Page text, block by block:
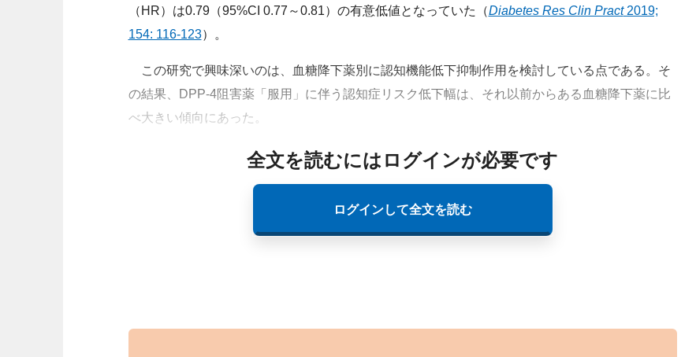
（HR）は0.79（95%CI 0.77～0.81）の有意低値となっていた（Diabetes Res Clin Pract2019;
154: 116-123）。
この研究で興味深いのは、血糖降下薬別に認知機能低下抑制作用を検討している点である。そ
の結果、DPP-4阻害薬「服用」に伴う認知症リスク低下幅は、それ以前からある血糖降下薬に比
べ大きい傾向にあった。
全文を読むにはログインが必要です
ログインして全文を読む